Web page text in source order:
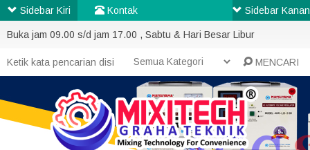
Buka jam 09.00 s/d jam 17.00 , Sabtu & Hari Besar Libur
MENCARI
Sidebar Kiri Kontak Sidebar Kanan